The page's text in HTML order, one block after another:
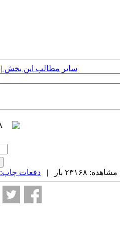
سایر مطالب این بخش |
۲۳۱۶۸ بار | دفعات چاپ: ۲۱۰۳ بار